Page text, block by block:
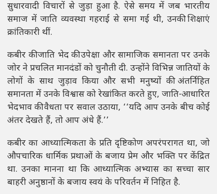
सुधारवादी विचारों से जुड़ा हुआ है. ऐसे समय में जब भारतीय
समाज में जाति व्यवस्था गहराई से समा गई थी, उनकी शिक्षाएं
क्रांतिकारी थीं.
कबीर की जाति भेद की उपेक्षा और सामाजिक समानता पर उनके
जोर ने प्रचलित मानदंडों को चुनौती दी. उन्होंने विभिन्न जातियों के
लोगों के साथ जुड़ाव किया और सभी मनुष्यों की अंतर्निहित
समानता में उनके विश्वास को रेखांकित करते हुए, जाति-आधारित
भेदभाव की वैधता पर सवाल उठाया, ‘‘यदि आप उनके बीच कोई
अंतर देखते हैं, तो आप अंधे हैं.’’
कबीर का आध्यात्मिकता के प्रति दृष्टिकोण अपरंपरागत था, जो
औपचारिक धार्मिक प्रथाओं के बजाय प्रेम और भक्ति पर केंद्रित
था. उनका मानना था कि आध्यात्मिक अभ्यास का सच्चा सार
बाहरी अनुष्ठानों के बजाय स्वयं के परिवर्तन में निहित है.